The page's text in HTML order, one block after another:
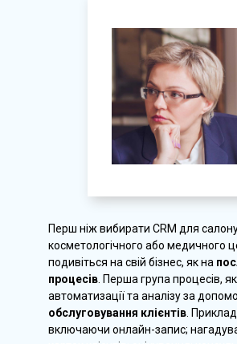
Перш ніж вибирати CRM для
косметологічного або медичного
подивіться на свій бізнес, як на
процесів . Перша група процесів,
автоматизації та аналізу за
обслуговування клієнтів .
включаючи онлайн-запис;